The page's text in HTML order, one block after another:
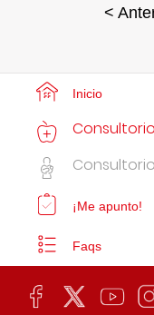
<
Inicio
¡Me apunto!
Faqs